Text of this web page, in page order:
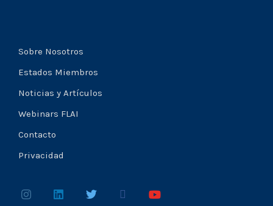
Sobre Nosotros
Estados Miembros
Noticias y Artículos
Webinars FLAI
Contacto
Privacidad